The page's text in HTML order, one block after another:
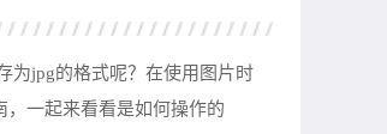
为jpg的格式呢？在使用图片时
，一起来看看是如何操作的